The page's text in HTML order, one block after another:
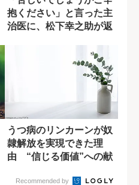
抱ください」と言った主
治医に、松下幸之助が返
うつ病のリンカーンが奴
隷解放を実現できた理
由 “信じる価値”への献
Recommended by